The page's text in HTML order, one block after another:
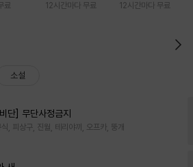
료
12시간마다 무료
12시간마다 무료
소설
단] 무단사정금지
식, 피상구, 진월, 테리야끼, 오프카, 뚱개